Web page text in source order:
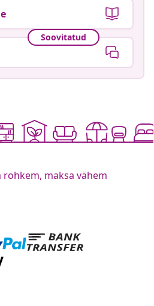
Soovitatud
rohkem, maksa vähem